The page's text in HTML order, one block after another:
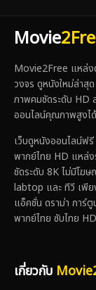
Movie
Movie2Free แหล่ง
วงจร ดูหนังใหม่ล่า
ภาพคมชัดระดับ HD
ออนไลน์คุณภาพสูงไ
เว็บดูหนังออนไลน์ฟ
พากย์ไทย HD แหล่
ชัดระดับ 8K ไม่มีโ
labtop และ ทีวี เพีย
แอ็คชั่น ดราม่า การ์
พากย์ไทย ซับไทย
เกี่ยวกับ